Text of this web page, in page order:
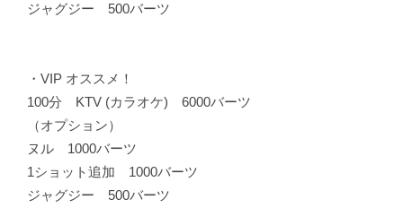
ジャグジー 500バーツ
・VIP オススメ！
100分 KTV (カラオケ) 6000バーツ
（オプション）
ヌル 1000バーツ
1ショット追加 1000バーツ
ジャグジー 500バーツ